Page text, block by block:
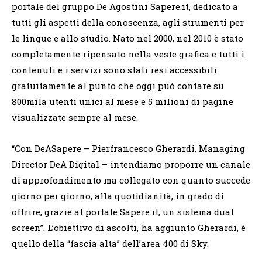
portale del gruppo De Agostini Sapere.it, dedicato a
tutti gli aspetti della conoscenza, agli strumenti per
le lingue e allo studio. Nato nel 2000, nel 2010 è stato
completamente ripensato nella veste grafica e tutti i
contenuti e i servizi sono stati resi accessibili
gratuitamente al punto che oggi può contare su
800mila utenti unici al mese e 5 milioni di pagine
visualizzate sempre al mese.
“Con DeASapere – Pierfrancesco Gherardi, Managing
Director DeA Digital – intendiamo proporre un canale
di approfondimento ma collegato con quanto succede
giorno per giorno, alla quotidianità, in grado di
offrire, grazie al portale Sapere.it, un sistema dual
screen”. L’obiettivo di ascolti, ha aggiunto Gherardi, è
quello della “fascia alta” dell’area 400 di Sky.